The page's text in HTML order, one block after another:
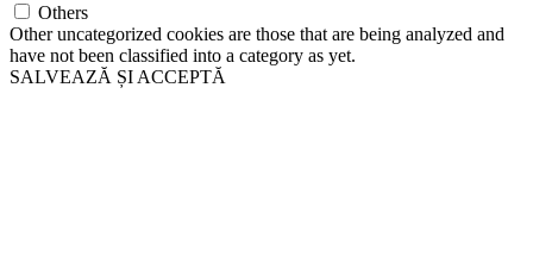
Others
Other uncategorized cookies are those that are being analyzed and
have not been classified into a category as yet.
SALVEAZĂ ȘI ACCEPTĂ